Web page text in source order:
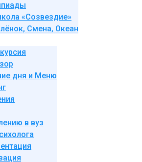
«Созвездие»
Смена, Океан
дня и Меню
в вуз